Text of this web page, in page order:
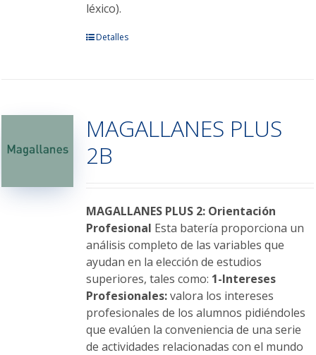
léxico).
Este
Las
opciones
se
en
la
página
de
producto
Detalles
MAGALLANES PLUS
2B
MAGALLANES PLUS 2: Orientación
Profesional Esta batería proporciona un
análisis completo de las variables que
ayudan en la elección de estudios
superiores, tales como: 1-Intereses
Profesionales:valora los intereses
profesionales de los alumnos pidiéndoles
que evalúen la conveniencia de una serie
de actividades relacionadas con el mundo